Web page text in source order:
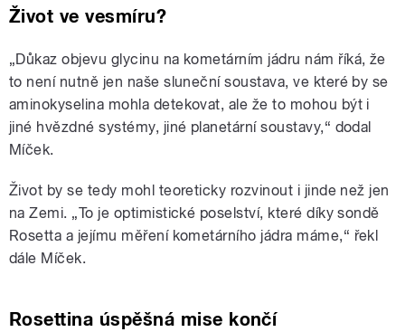
Život ve vesmíru?
„Důkaz objevu glycinu na kometárním jádru nám říká, že
to není nutně jen naše sluneční soustava, ve které by se
aminokyselina mohla detekovat, ale že to mohou být i
jiné hvězdné systémy, jiné planetární soustavy,“ dodal
Míček.
Život by se tedy mohl teoreticky rozvinout i jinde než jen
na Zemi. „To je optimistické poselství, které díky sondě
Rosetta a jejímu měření kometárního jádra máme,“ řekl
dále Míček.
Rosettina úspěšná mise končí